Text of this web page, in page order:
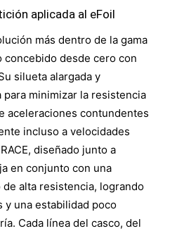
aplicada al eFoil
más dentro de la gama
concebido desde cero con
silueta alargada y
minimizar la resistencia
aceleraciones contundentes
incluso a velocidades
diseñado junto a
en conjunto con una
alta resistencia, logrando
y una estabilidad poco
Cada línea del casco, del